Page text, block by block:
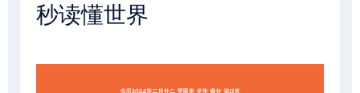
秒读懂世界